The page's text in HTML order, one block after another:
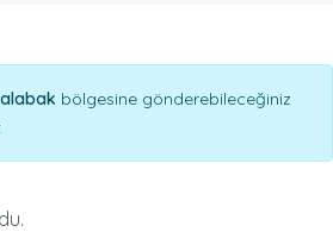
bölgesine gönderebileceğiniz